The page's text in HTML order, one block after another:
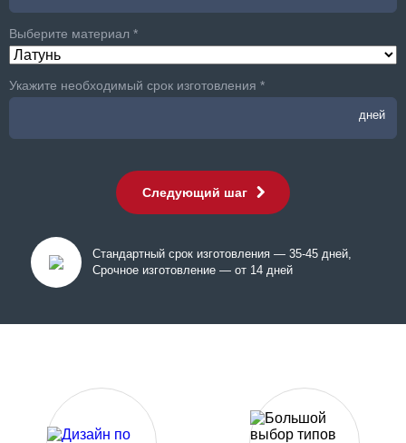
Выберите материал *
Укажите необходимый срок изготовления *
дней
Стандартный срок изготовления — 35-45 дней,
Срочное изготовление — от 14 дней
Следующий шаг